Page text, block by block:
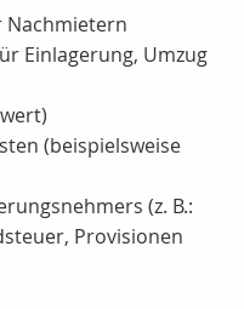
Nachmietern
Einlagerung, Umzug
(beispielsweise
(z. B.:
Provisionen